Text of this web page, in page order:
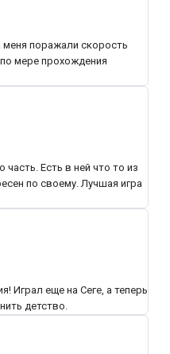
меня поражали скорость
мере прохождения
Есть в ней что то из
по своему. Лучшая игра
Играл еще на Сеге, а теперь
детство.